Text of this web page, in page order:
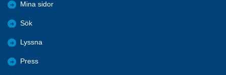
Mina sidor
Sök
Lyssna
Press